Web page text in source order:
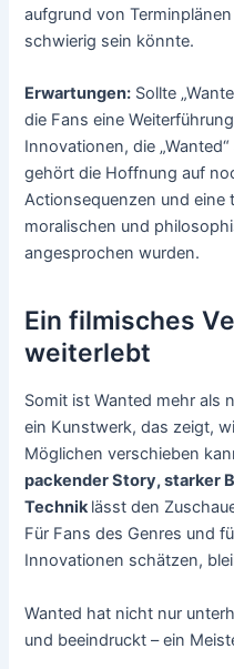
aufgrund von
schwierig sein könnte.
Erwartungen: Sollte
die Fans eine
Innovationen, die
gehört die Hoffnung auf
Actionsequenzen und eine
moralischen und
angesprochen wurden.
Ein filmisches
weiterlebt
Somit ist Wanted mehr als
ein Kunstwerk, das zeigt,
Möglichen verschieben
packender Story, starker
Techniklässt den
Für Fans des Genres und
Innovationen schätzen,
Wanted hat nicht nur
und beeindruckt – ein